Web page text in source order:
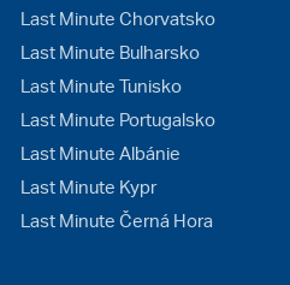
Last Minute Chorvatsko
Last Minute Bulharsko
Last Minute Tunisko
Last Minute Portugalsko
Last Minute Albánie
Last Minute Kypr
Last Minute Černá Hora